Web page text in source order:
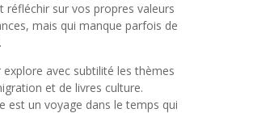
réfléchir sur vos propres valeurs
mais qui manque parfois de
explore avec subtilité les thèmes
et de livres culture.
est un voyage dans le temps qui